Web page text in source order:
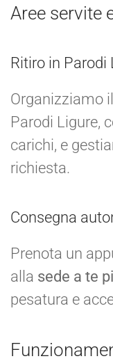
Aree servite
Ritiro in Parodi
Organizziamo
Parodi Ligure,
carichi, e
richiesta.
Consegna
Prenota un
alla sede a te
pesatura e